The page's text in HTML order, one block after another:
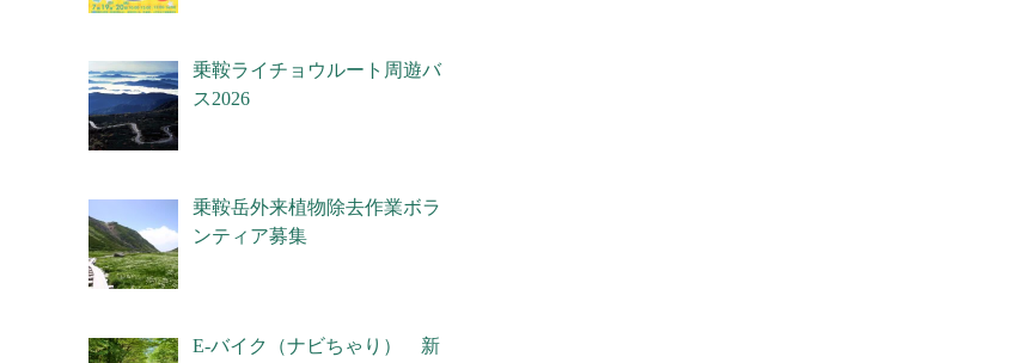
乗鞍ライチョウルート周遊バ
ス2026
乗鞍岳外来植物除去作業ボラ
ンティア募集
E-バイク（ナビちゃり） 新